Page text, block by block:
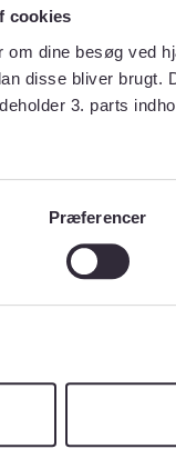
cookies
om dine besøg ved
disse bliver
3. parts
Præferencer